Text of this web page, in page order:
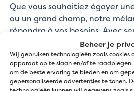
Beheer je
Wij gebruiken technologieën zoals cookies
apparaat op te slaan en/of te raadplegen.
om de beste ervaring te bieden en om
gepersonaliseerde advertenties te tonen.
Que vous souhaitiez égayer
ou un grand champ, notre
répondra à vos besoins. Avec
mélange, vous pouvezcouvrir
m², tandis que500 gsuffisent
impressionnante de 250 m².
transformer en un paradis